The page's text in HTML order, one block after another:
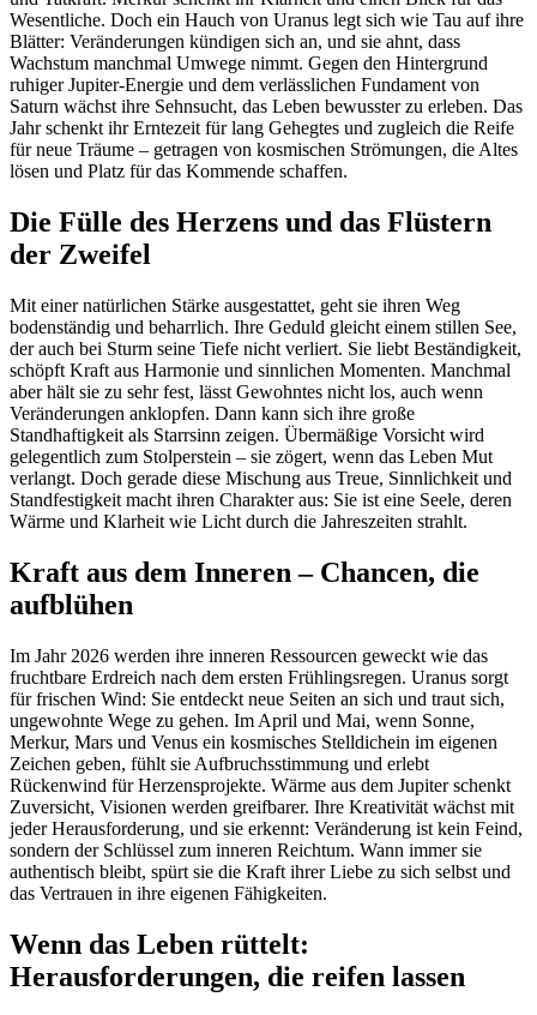
Wesentliche. Doch ein Hauch von Uranus legt sich wie Tau auf ihre
Blätter: Veränderungen kündigen sich an, und sie ahnt, dass
Wachstum manchmal Umwege nimmt. Gegen den Hintergrund
ruhiger Jupiter-Energie und dem verlässlichen Fundament von
Saturn wächst ihre Sehnsucht, das Leben bewusster zu erleben. Das
Jahr schenkt ihr Erntezeit für lang Gehegtes und zugleich die Reife
für neue Träume – getragen von kosmischen Strömungen, die Altes
lösen und Platz für das Kommende schaffen.
Die Fülle des Herzens und das Flüstern
der Zweifel
Mit einer natürlichen Stärke ausgestattet, geht sie ihren Weg
bodenständig und beharrlich. Ihre Geduld gleicht einem stillen See,
der auch bei Sturm seine Tiefe nicht verliert. Sie liebt Beständigkeit,
schöpft Kraft aus Harmonie und sinnlichen Momenten. Manchmal
aber hält sie zu sehr fest, lässt Gewohntes nicht los, auch wenn
Veränderungen anklopfen. Dann kann sich ihre große
Standhaftigkeit als Starrsinn zeigen. Übermäßige Vorsicht wird
gelegentlich zum Stolperstein – sie zögert, wenn das Leben Mut
verlangt. Doch gerade diese Mischung aus Treue, Sinnlichkeit und
Standfestigkeit macht ihren Charakter aus: Sie ist eine Seele, deren
Wärme und Klarheit wie Licht durch die Jahreszeiten strahlt.
Kraft aus dem Inneren – Chancen, die
aufblühen
Im Jahr 2026 werden ihre inneren Ressourcen geweckt wie das
fruchtbare Erdreich nach dem ersten Frühlingsregen. Uranus sorgt
für frischen Wind: Sie entdeckt neue Seiten an sich und traut sich,
ungewohnte Wege zu gehen. Im April und Mai, wenn Sonne,
Merkur, Mars und Venus ein kosmisches Stelldichein im eigenen
Zeichen geben, fühlt sie Aufbruchsstimmung und erlebt
Rückenwind für Herzensprojekte. Wärme aus dem Jupiter schenkt
Zuversicht, Visionen werden greifbarer. Ihre Kreativität wächst mit
jeder Herausforderung, und sie erkennt: Veränderung ist kein Feind,
sondern der Schlüssel zum inneren Reichtum. Wann immer sie
authentisch bleibt, spürt sie die Kraft ihrer Liebe zu sich selbst und
das Vertrauen in ihre eigenen Fähigkeiten.
Wenn das Leben rüttelt:
Herausforderungen, die reifen lassen